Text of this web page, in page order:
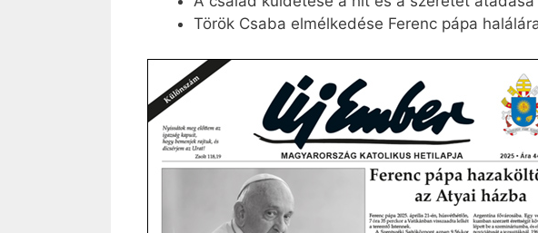
Török Csaba elmélkedése Ferenc pápa